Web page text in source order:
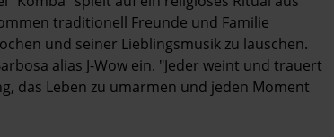
traditionell Freunde und Familie
und seiner Lieblingsmusik zu lauschen.
alias J-Wow ein. "Jeder weint und trauert
das Leben zu umarmen und jeden Moment